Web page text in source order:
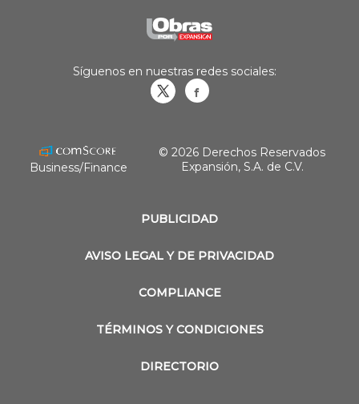
PUBLICIDAD
AVISO LEGAL Y DE PRIVACIDAD
COMPLIANCE
TÉRMINOS Y CONDICIONES
DIRECTORIO
Síguenos en nuestras redes sociales:
Business/Finance
© 2026 Derechos Reservados
Expansión, S.A. de C.V.